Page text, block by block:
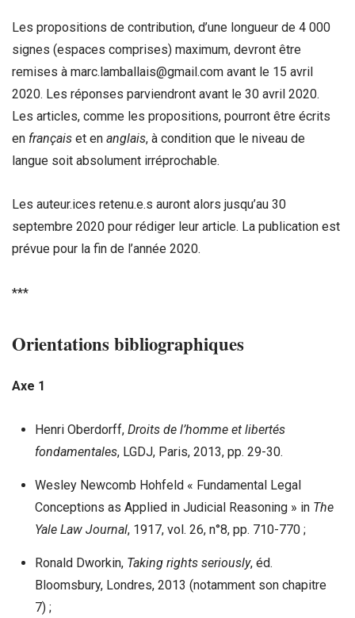
Les propositions de contribution, d’une longueur de 4 000
signes (espaces comprises) maximum, devront être
remises à marc.lamballais@gmail.com avant le 15 avril
2020. Les réponses parviendront avant le 30 avril 2020.
Les articles, comme les propositions, pourront être écrits
en français et en anglais, à condition que le niveau de
langue soit absolument irréprochable.
Les auteur.ices retenu.e.s auront alors jusqu’au 30
septembre 2020 pour rédiger leur article. La publication est
prévue pour la fin de l’année 2020.
***
Orientations bibliographiques
Axe 1
Henri Oberdorff, Droits de l’homme et libertés
fondamentales, LGDJ, Paris, 2013, pp. 29-30.
Wesley Newcomb Hohfeld « Fundamental Legal
Conceptions as Applied in Judicial Reasoning » in The
Yale Law Journal, 1917, vol. 26, n°8, pp. 710-770 ;
Ronald Dworkin, Taking rights seriously, éd.
Bloomsbury, Londres, 2013 (notamment son chapitre
7) ;